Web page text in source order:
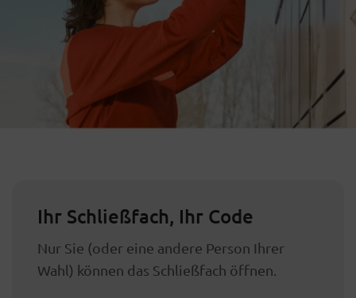
Ihr Schließfach, Ihr Code
Nur Sie (oder eine andere Person Ihrer
Wahl) können das Schließfach öffnen.